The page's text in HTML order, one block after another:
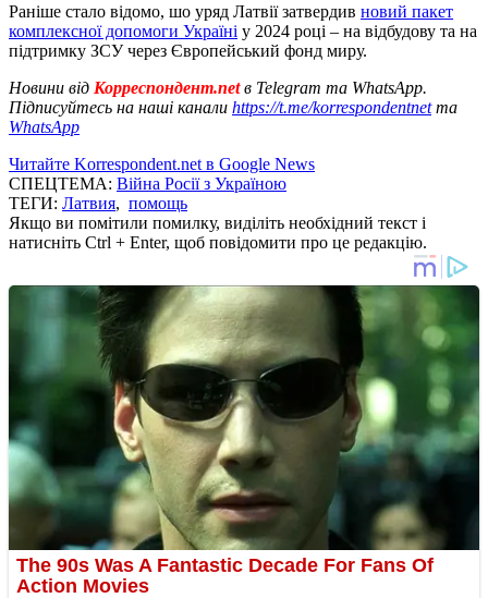
Раніше стало відомо, шо уряд Латвії затвердив новий пакет
комплексної допомоги Україні у 2024 році – на відбудову та на
підтримку ЗСУ через Європейський фонд миру.
Новини від Корреспондент.netв Telegram та WhatsApp.
Підписуйтесь на наші канали https://t.me/korrespondentnetта
WhatsApp
Читайте Korrespondent.net в Google News
СПЕЦТЕМА: Війна Росії з Україною
ТЕГИ: Латвия, помощь
Якщо ви помітили помилку, виділіть необхідний текст і
натисніть Ctrl + Enter, щоб повідомити про це редакцію.